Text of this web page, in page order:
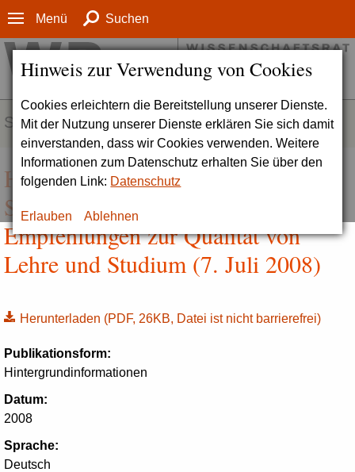
Hinweis zur Verwendung von Cookies
Cookies erleichtern die Bereitstellung unserer Dienste.
Mit der Nutzung unserer Dienste erklären Sie sich damit
einverstanden, dass wir Cookies verwenden. Weitere
Informationen zum Datenschutz erhalten Sie über den
folgenden Link: Datenschutz
Erlauben Ablehnen
Menü Suchen
SERVICE
Hintergrundinformationen:
Statistische Angaben zu den
Empfehlungen zur Qualität von
Lehre und Studium (7. Juli 2008)
Herunterladen (PDF, 26KB, Datei ist nicht barrierefrei)
Publikationsform:
Hintergrundinformationen
Datum:
2008
Sprache:
Deutsch